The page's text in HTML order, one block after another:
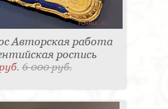
Авторская работа
роспись
6 000 руб.